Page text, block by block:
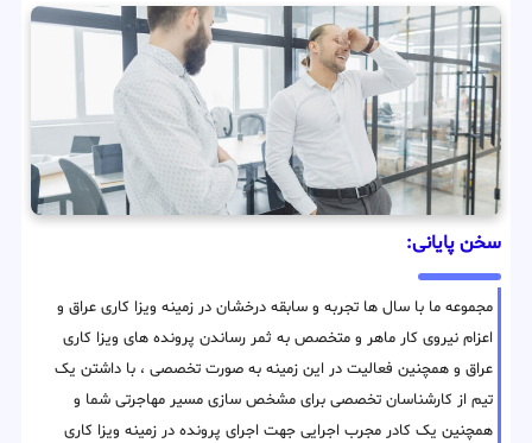
سخن پایانی:
مجموعه ما با سال ها تجربه و سابقه درخشان در زمینه ویزا کاری عراق و
اعزام نیروی کار ماهر و متخصص به ثمر رساندن پرونده های ویزا کاری
عراق و همچنین فعالیت در این زمینه به صورت تخصصی ، با داشتن یک
تیم از کارشناسان تخصصی برای مشخص سازی مسیر مهاجرتی شما و
همچنین یک کادر مجرب اجرایی جهت اجرای پرونده در زمینه ویزا کاری